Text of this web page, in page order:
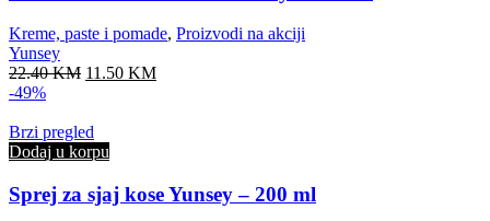
Kreme, paste i pomade, Proizvodi na akciji
Yunsey
22.40KM Original
22.40 KM.
11.50 KMCurrent
-49%
Brzi pregled
Dodaj u korpu
Sprej za sjaj kose Yunsey – 200 ml